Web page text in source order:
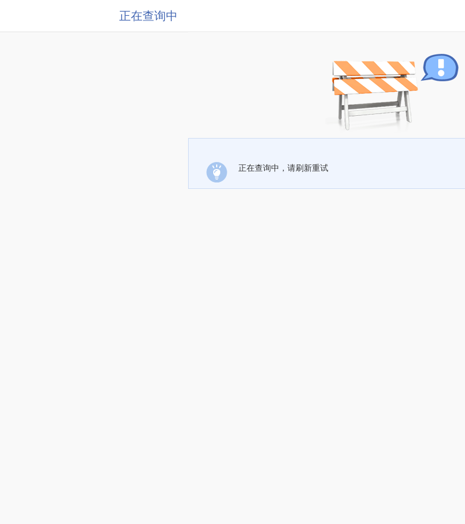
正在查询中
正在查询中，请刷新重试